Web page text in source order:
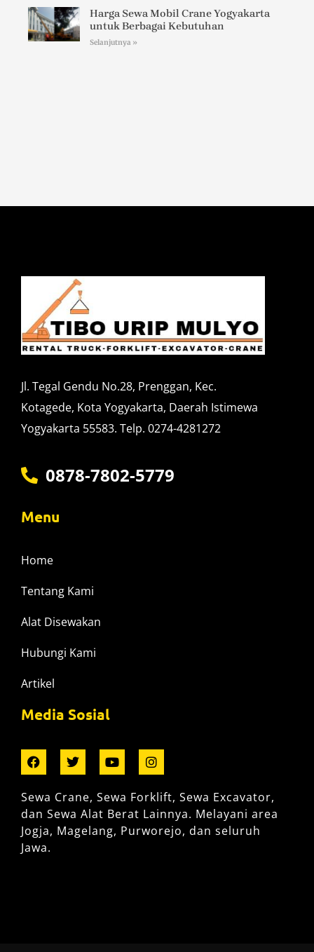
Harga Sewa Mobil Crane Yogyakarta
untuk Berbagai Kebutuhan
Selanjutnya »
Jl. Tegal Gendu No.28, Prenggan, Kec.
Kotagede, Kota Yogyakarta, Daerah Istimewa
Yogyakarta 55583. Telp. 0274-4281272
0878-7802-5779
Menu
Home
Tentang Kami
Alat Disewakan
Hubungi Kami
Artikel
Media Sosial
Sewa Crane, Sewa Forklift, Sewa Excavator,
dan Sewa Alat Berat Lainnya. Melayani area
Jogja, Magelang, Purworejo, dan seluruh
Jawa.